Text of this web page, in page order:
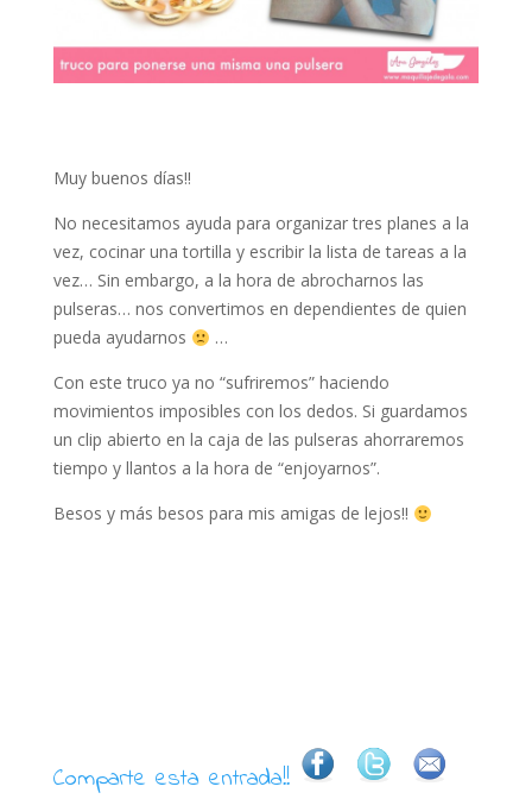
Muy buenos días!!
No necesitamos ayuda para organizar tres planes a la
vez, cocinar una tortilla y escribir la lista de tareas a la
vez… Sin embargo, a la hora de abrocharnos las
pulseras… nos convertimos en dependientes de quien
pueda ayudarnos
…
Con este truco ya no “sufriremos” haciendo
movimientos imposibles con los dedos. Si guardamos
un clip abierto en la caja de las pulseras ahorraremos
tiempo y llantos a la hora de “enjoyarnos”.
Besos y más besos para mis amigas de lejos!!
Comparte esta entrada!!